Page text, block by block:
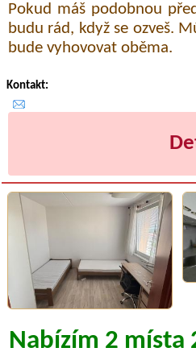
Pokud máš podobnou
budu rád, když se ozveš.
bude vyhovovat oběma.
Kontakt:
Nabízím 2 místa